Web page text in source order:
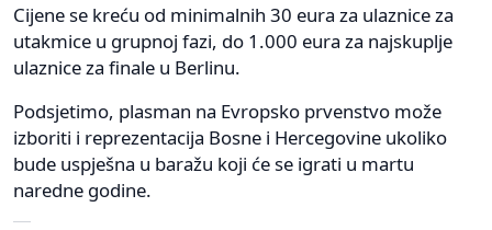
Cijene se kreću od minimalnih 30 eura za ulaznice za
utakmice u grupnoj fazi, do 1.000 eura za najskuplje
ulaznice za finale u Berlinu.
Podsjetimo, plasman na Evropsko prvenstvo može
izboriti i reprezentacija Bosne i Hercegovine ukoliko
bude uspješna u baražu koji će se igrati u martu
naredne godine.